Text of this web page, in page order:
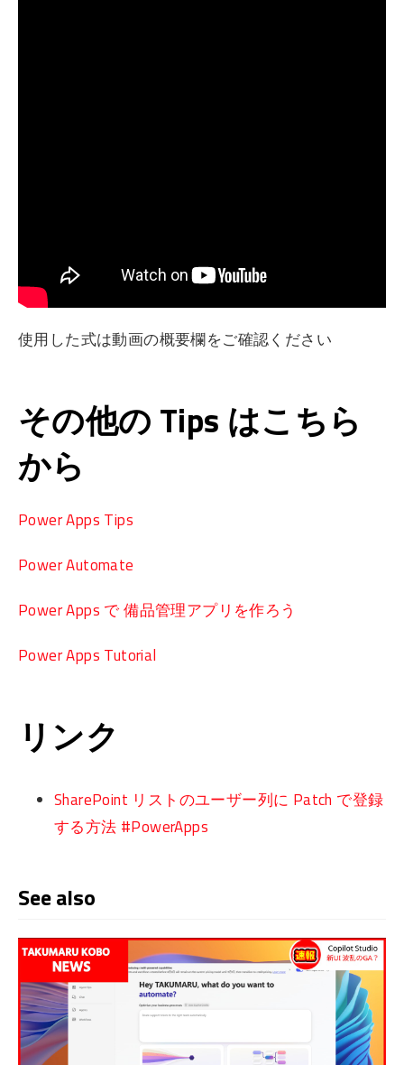
使用した式は動画の概要欄をご確認ください
その他の Tips はこちら
から
Power Apps Tips
Power Automate
Power Apps で 備品管理アプリを作ろう
Power Apps Tutorial
リンク
SharePoint リストのユーザー列に Patch で登録
する方法 #PowerApps
See also